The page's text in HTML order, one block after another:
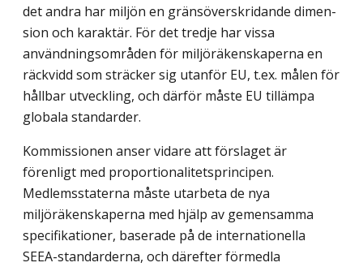
det andra har miljön en gränsöverskridande dimen­
sion och karaktär. För det tredje har vissa
användningsområden för miljö­räken­skaperna en
räckvidd som sträcker sig utanför EU, t.ex. målen för
håll­bar utveckling, och därför måste EU tillämpa
globala standarder.
Kommissionen anser vidare att förslaget är
förenligt med proportionali­tets­principen.
Medlemsstaterna måste utarbeta de nya
miljöräkenskaperna med hjälp av gemensamma
specifikationer, baserade på de internationella
SEEA-standarderna, och därefter förmedla